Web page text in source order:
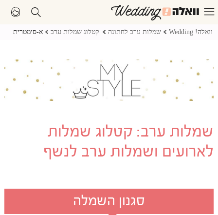
וואלה! Wedding שמלות ערב לחתונה קטלוג שמלות ערב א-סימטרית
שמלות ערב: קטלוג שמלות
לארועים ושמלות ערב לנשף
סגנון השמלה